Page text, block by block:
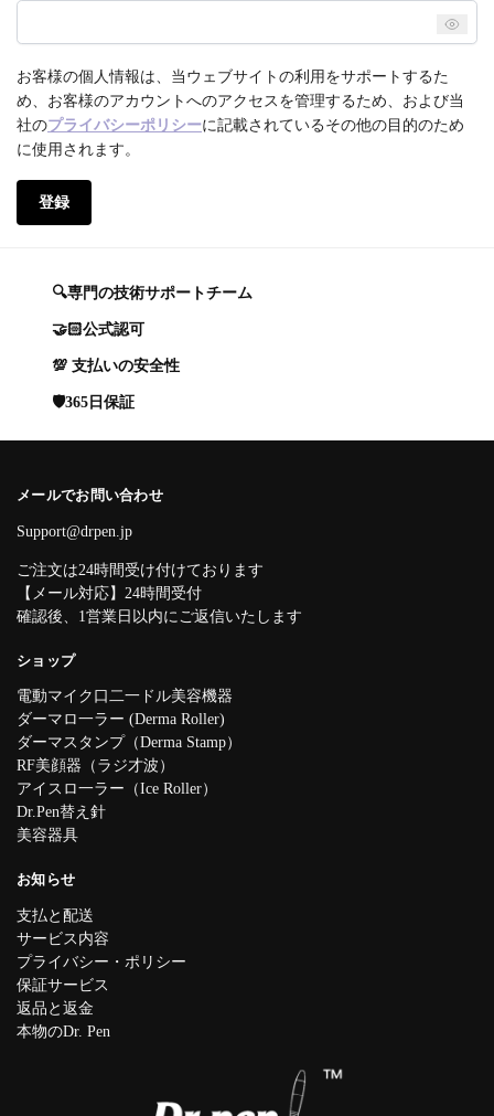
お客様の個人情報は、当ウェブサイトの利用をサポートするた
め、お客様のアカウントへのアクセスを管理するため、および当
社のプライバシーポリシーに記載されているその他の目的のため
に使用されます。
登録
🔍専門の技術サポートチーム
🤝🏻公式認可
💯 支払いの安全性
🛡️365日保証
メールでお問い合わせ
Support@drpen.jp
ご注文は24時間受け付けております
【メール対応】24時間受付
確認後、1営業日以内にご返信いたします
ショップ
電動マイク口二一ドル美容機器
ダーマロ一ラー (Derma Roller)
ダーマスタンプ（Derma Stamp）
RF美顔器（ラジ才波）
アイスロ一ラー（Ice Roller）
Dr.Pen替え針
美容器具
お知らせ
支払と配送
サービス内容
プライバシー・ポリシー
保証サービス
返品と返金
本物のDr. Pen